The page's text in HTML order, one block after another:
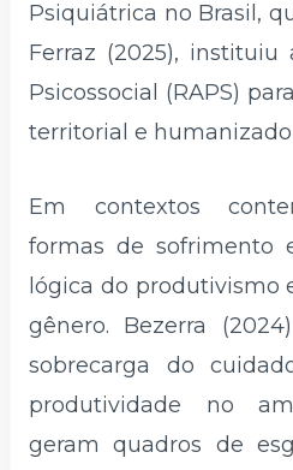
Psiquiátrica no Brasil,
Ferraz (2025),
Psicossocial (RAPS)
territorial e
Em contextos
formas de sofrimento
lógica do produtivismo
gênero. Bezerra
sobrecarga do
produtividade no
geram quadros de